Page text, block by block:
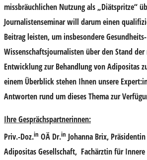
missbräuchlichen Nutzung als „Diätspritze“
Journalistenseminar will darum einen
Beitrag leisten, um insbesondere
Wissenschaftsjournalisten über den Stand
Entwicklung zur Behandlung von Adipositas
einem Überblick stehen Ihnen unsere
Antworten rund um dieses Thema zur
Ihre Gesprächspartnerinnen:
Priv.-Doz.in OÄ Dr.in Johanna Brix,
Adipositas Gesellschaft, Fachärztin für